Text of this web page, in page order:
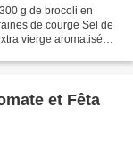
g de brocoli en
de courge Sel de
vierge aromatisée à
et Fêta